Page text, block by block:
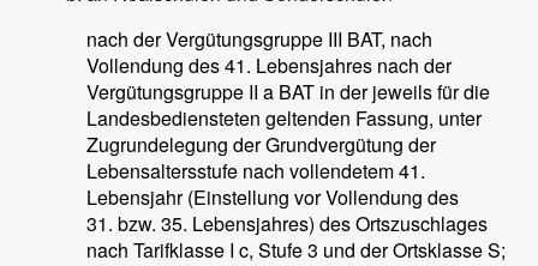
nach der Vergütungsgruppe III BAT, nach
Vollendung des 41. Lebensjahres nach der
Vergütungsgruppe II a BAT in der jeweils für die
Landesbediensteten geltenden Fassung, unter
Zugrundelegung der Grundvergütung der
Lebensaltersstufe nach vollendetem 41.
Lebensjahr (Einstellung vor Vollendung des
31. bzw. 35. Lebensjahres) des Ortszuschlages
nach Tarifklasse I c, Stufe 3 und der Ortsklasse S;